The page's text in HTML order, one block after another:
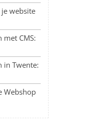
website
CMS:
in Twente:
Webshop